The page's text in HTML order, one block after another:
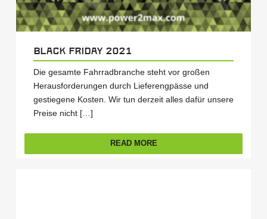
Black Friday 2021
Die gesamte Fahrradbranche steht vor großen
Herausforderungen durch Lieferengpässe und
gestiegene Kosten. Wir tun derzeit alles dafür unsere
Preise nicht […]
READ MORE